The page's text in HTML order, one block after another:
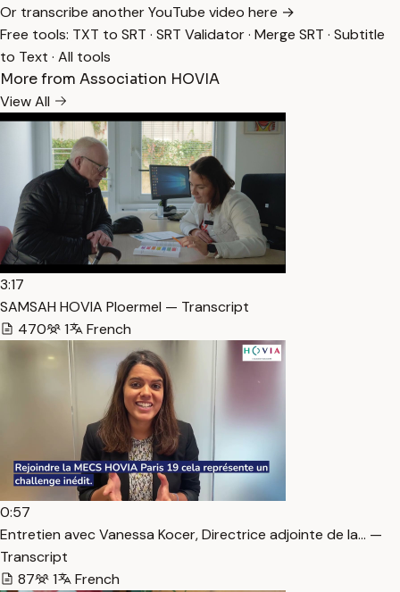
Or transcribe another YouTube video here →
Free tools: TXT to SRT · SRT Validator· Merge SRT · Subtitle
to Text · All tools
More from Association HOVIA
View All
3:17
SAMSAH HOVIA Ploermel — Transcript
470
1 French
0:57
Entretien avec Vanessa Kocer, Directrice adjointe de la… —
Transcript
87
1 French